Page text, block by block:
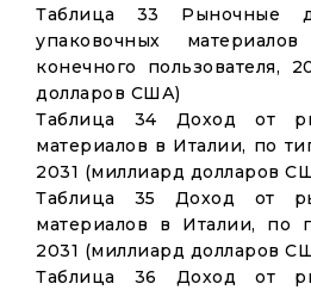
Таблица 33 Рыночные
упаковочных
конечного пользователя,
долларов США)
Таблица 34 Доход от
материалов в Италии, по
2031 (миллиард долларов
Таблица 35 Доход от
материалов в Италии, по
2031 (миллиард долларов
Таблица 36 Доход от